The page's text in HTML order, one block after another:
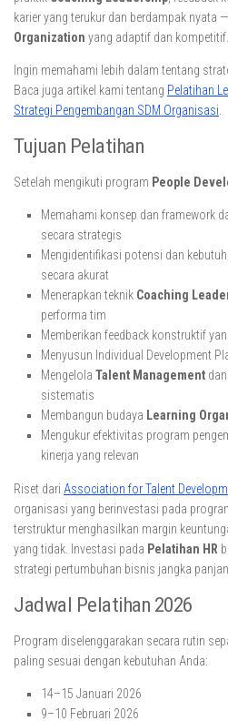
karier yang terukur dan berdampak nyata
Organization yang adaptif dan kompetitif.
Ingin memahami lebih dalam tentang
Baca juga artikel kami tentang Pelatihan
Strategi Pengembangan SDM Organisasi
Tujuan Pelatihan
Setelah mengikuti program People
Memahami konsep dan framework
secara strategis
Mengidentifikasi potensi dan
secara akurat
Menerapkan teknik Coaching
performa tim
Memberikan feedback konstruktif
Menyusun Individual Development
Mengelola Talent Management
sistematis
Membangun budaya Learning
Mengukur efektivitas program
kinerja yang relevan
Riset dari Association for Talent
organisasi yang berinvestasi pada
terstruktur menghasilkan margin
yang tidak. Investasi pada Pelatihan HR
strategi pertumbuhan bisnis jangka
Jadwal Pelatihan 2026
Program diselenggarakan secara rutin
paling sesuai dengan kebutuhan Anda:
14–15 Januari 2026
9–10 Februari 2026